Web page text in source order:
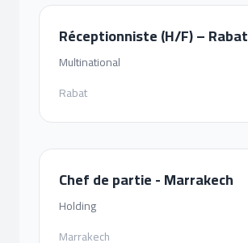
Réceptionniste (H/F) – Rabat
Multinational
Rabat
Chef de partie - Marrakech
Holding
Marrakech